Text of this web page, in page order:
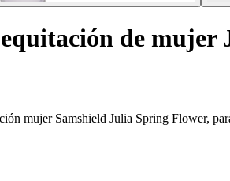
de
mujer Samshield Julia Spring Flower,